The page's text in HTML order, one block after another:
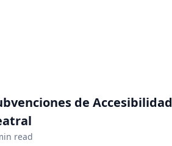
de Accesibilidad
read